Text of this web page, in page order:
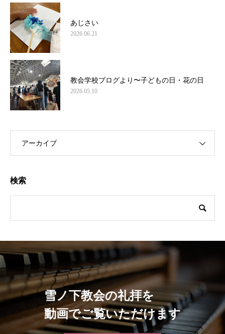
あじさい
2026.06.21
教会学校ブログより〜子どもの日・花の日
2026.05.10
アーカイブ
検索
雪ノ下教会の礼拝を
動画でご覧いただけます